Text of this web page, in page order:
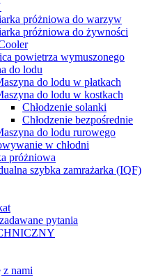
próżniowa do warzyw
próżniowa do żywności
powietrza wymuszonego
do lodu
do lodu w płatkach
do lodu w kostkach
Chłodzenie solanki
Chłodzenie bezpośrednie
do lodu rurowego
w chłodni
próżniowa
szybka zamrażarka (IQF)
pytania
z nami